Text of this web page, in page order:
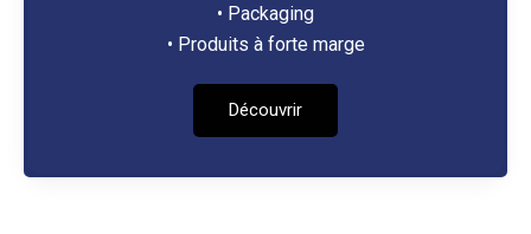
• Packaging
• Produits à forte marge
Découvrir